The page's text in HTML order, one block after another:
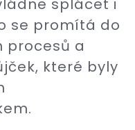
splácet i
se promítá do
procesů a
které byly